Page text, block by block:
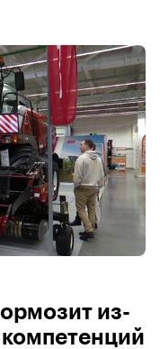
из-
компетенций